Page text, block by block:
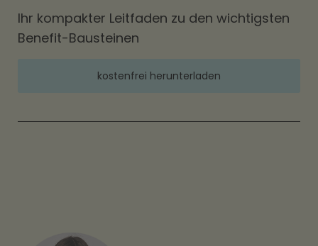
Ihr kompakter Leitfaden zu den wichtigsten
Benefit-Bausteinen
kostenfrei herunterladen